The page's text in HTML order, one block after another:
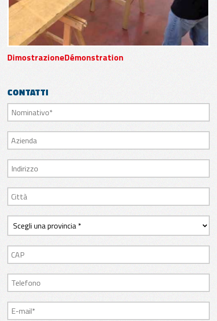
DimostrazioneDémonstration
CONTATTI